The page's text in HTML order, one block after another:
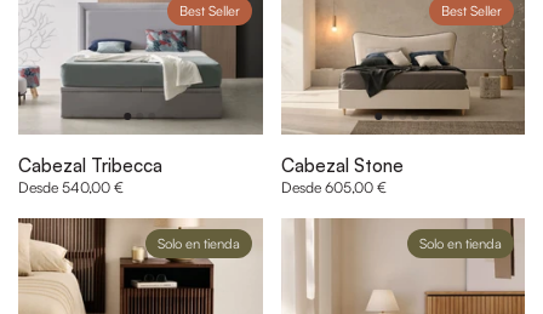
Cabezal Tribecca
Desde 540,00 €
Best Seller
Cabezal Stone
Desde 605,00 €
Best Seller
Solo en tienda Solo en tienda